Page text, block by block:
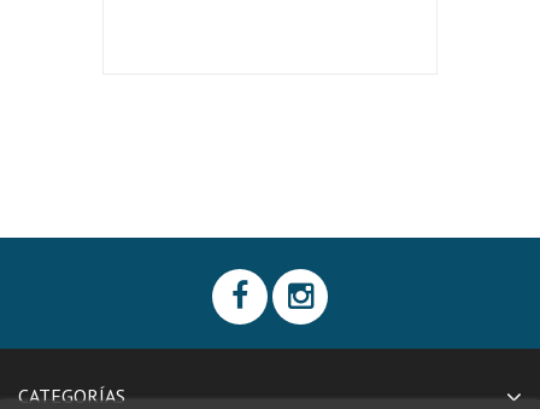
CATEGORÍAS